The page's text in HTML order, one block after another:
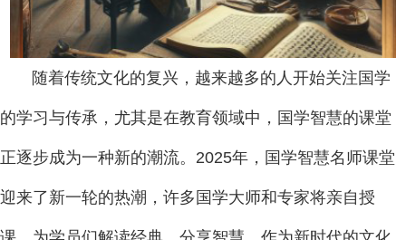
随着传统文化的复兴，越来越多的人开始关注国学
的学习与传承，尤其是在教育领域中，国学智慧的课堂
正逐步成为一种新的潮流。2025年，国学智慧名师课堂
迎来了新一轮的热潮，许多国学大师和专家将亲自授